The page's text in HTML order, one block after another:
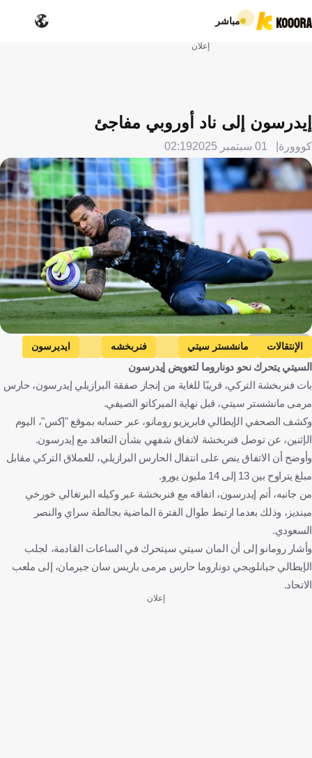
مباشر
إعلان
إيدرسون إلى ناد أوروبي مفاجئ
كووورة 01 سبتمبر 2025 02:19
Getty Images
الإنتقالات مانشستر سيتي فنربخشه
ايديرسون
الدوري الإنجليزي الممتاز
دوري السوبر التركي
باريس سان جيرمان
إنجلترا كرة قدم
السيتي يتحرك نحو دوناروما لتعويض إيدرسون
بات فنربخشة التركي، قريبًا للغاية من إنجاز صفقة البرازيلي إيدرسون، حارس
مرمى مانشستر سيتي، قبل نهاية الميركاتو الصيفي.
وكشف الصحفي الإيطالي فابريزيو رومانو، عبر حسابه بموقع "إكس"، اليوم
الإثنين، عن توصل فنربخشة لاتفاق شفهي بشأن التعاقد مع إيدرسون.
وأوضح أن الاتفاق ينص على انتقال الحارس البرازيلي، للعملاق التركي مقابل
مبلغ يتراوح بين 13 إلى 14 مليون يورو.
من جانبه، أتم إيدرسون، اتفاقه مع فنربخشة عبر وكيله البرتغالي خورخي
مينديز، وذلك بعدما ارتبط طوال الفترة الماضية بجالطة سراي والنصر
السعودي.
وأشار رومانو إلى أن المان سيتي سيتحرك في الساعات القادمة، لجلب
الإيطالي جيانلويجي دوناروما حارس مرمى باريس سان جيرمان، إلى ملعب
الاتحاد.
إعلان